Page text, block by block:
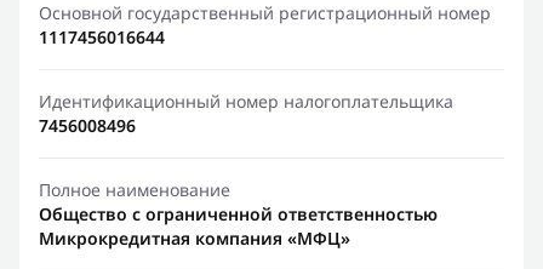
Основной государственный регистрационный номер
1117456016644
Идентификационный номер налогоплательщика
7456008496
Полное наименование
Общество с ограниченной ответственностью
Микрокредитная компания «МФЦ»